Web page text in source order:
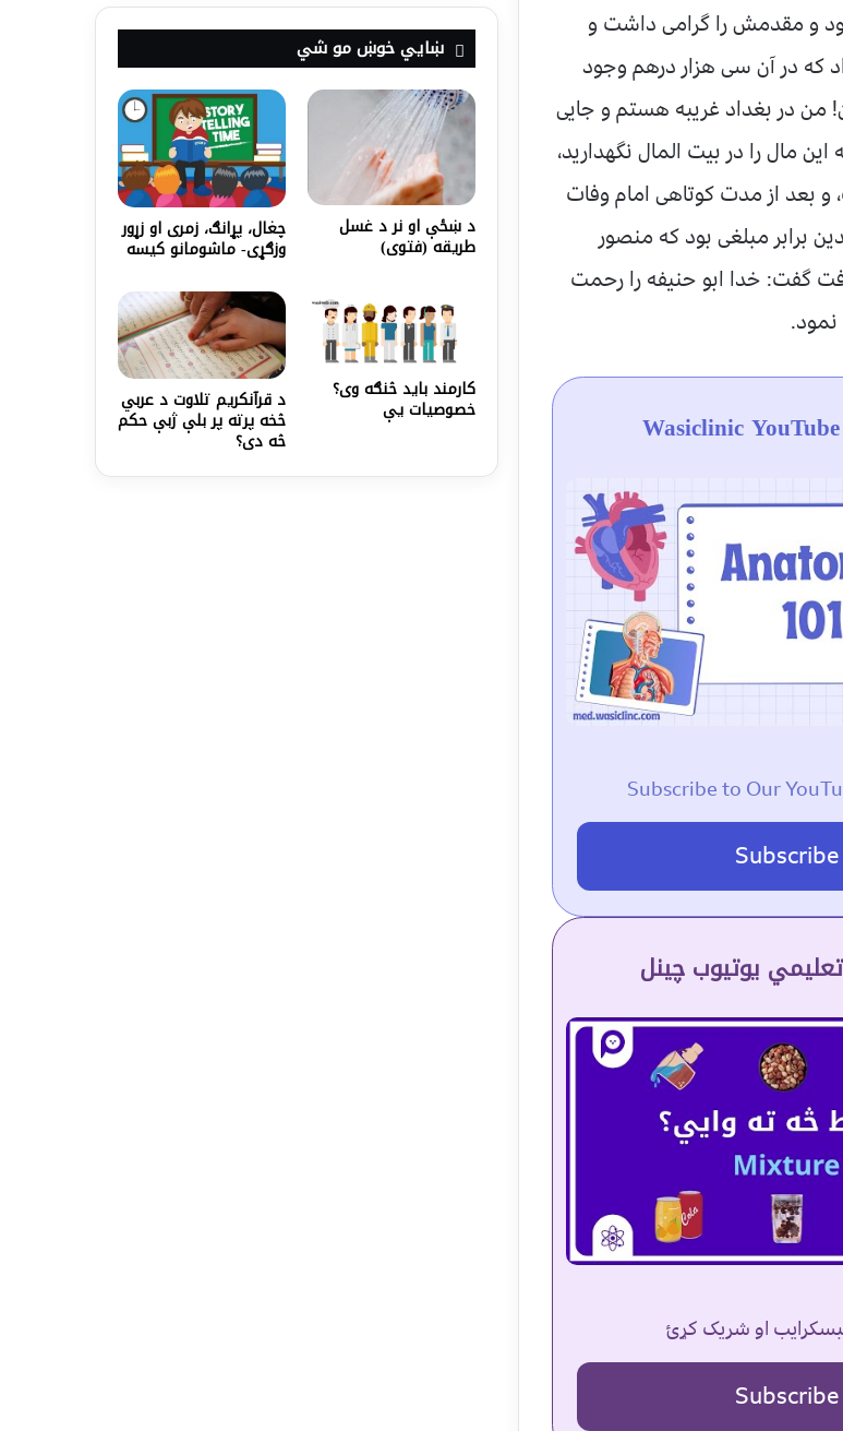
و مقدمش را گرامی داشت و
که در آن سی هزار درهم وجود
من در بغداد غریبه هستم و جایی
مال را در بیت المال نگهدارید،
و بعد از مدت کوتاهی امام وفات
برابر مبلغی بود که منصور
گفت: خدا ابو حنیفه را رحمت
نمود.
Wasiclinic
Subscribe to Our
Subscribe
یوتیوب چینل
او شریک کړئ
Subscribe
ښايي خوښ مو شي
د ښځې او نر د غسل
طريقه (فتوى)
چغال، پړانګ، زمری او زړور
وزګړی- ماشومانو کیسه
کارمند باید څنګه وی؟
خصوصیات یې د قرآنکريم تلاوت د عربي
څخه پرته پر بلې ژبې حکم
څه دی؟